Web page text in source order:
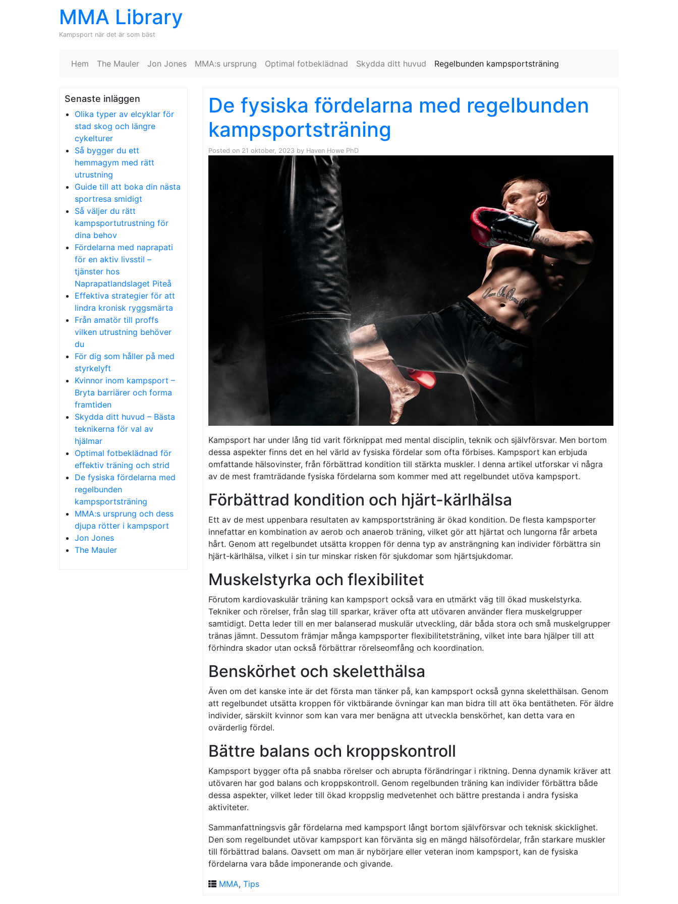
MMA Library
Kampsport när det är som bäst
Hem The Mauler Jon Jones MMA:s ursprung Optimal fotbeklädnad Skydda ditt huvud Regelbunden kampsportsträning
Senaste inläggen
Olika typer av elcyklar för
stad skog och längre
cykelturer
Så bygger du ett
hemmagym med rätt
utrustning
Guide till att boka din nästa
sportresa smidigt
Så väljer du rätt
kampsportutrustning för
dina behov
Fördelarna med naprapati
för en aktiv livsstil –
tjänster hos
Naprapatlandslaget Piteå
Effektiva strategier för att
lindra kronisk ryggsmärta
Från amatör till proffs
vilken utrustning behöver
du
För dig som håller på med
styrkelyft
Kvinnor inom kampsport –
Bryta barriärer och forma
framtiden
Skydda ditt huvud – Bästa
teknikerna för val av
hjälmar
Optimal fotbeklädnad för
effektiv träning och strid
De fysiska fördelarna med
regelbunden
kampsportsträning
MMA:s ursprung och dess
djupa rötter i kampsport
Jon Jones
The Mauler
De fysiska fördelarna med regelbunden
kampsportsträning
Posted on 21 oktober, 2023 by Haven Howe PhD
Kampsport har under lång tid varit förknippat med mental disciplin, teknik och självförsvar. Men bortom
dessa aspekter finns det en hel värld av fysiska fördelar som ofta förbises. Kampsport kan erbjuda
omfattande hälsovinster, från förbättrad kondition till stärkta muskler. I denna artikel utforskar vi några
av de mest framträdande fysiska fördelarna som kommer med att regelbundet utöva kampsport.
Förbättrad kondition och hjärt-kärlhälsa
Ett av de mest uppenbara resultaten av kampsportsträning är ökad kondition. De flesta kampsporter
innefattar en kombination av aerob och anaerob träning, vilket gör att hjärtat och lungorna får arbeta
hårt. Genom att regelbundet utsätta kroppen för denna typ av ansträngning kan individer förbättra sin
hjärt-kärlhälsa, vilket i sin tur minskar risken för sjukdomar som hjärtsjukdomar.
Muskelstyrka och flexibilitet
Förutom kardiovaskulär träning kan kampsport också vara en utmärkt väg till ökad muskelstyrka.
Tekniker och rörelser, från slag till sparkar, kräver ofta att utövaren använder flera muskelgrupper
samtidigt. Detta leder till en mer balanserad muskulär utveckling, där båda stora och små muskelgrupper
tränas jämnt. Dessutom främjar många kampsporter flexibilitetsträning, vilket inte bara hjälper till att
förhindra skador utan också förbättrar rörelseomfång och koordination.
Benskörhet och skeletthälsa
Även om det kanske inte är det första man tänker på, kan kampsport också gynna skeletthälsan. Genom
att regelbundet utsätta kroppen för viktbärande övningar kan man bidra till att öka bentätheten. För äldre
individer, särskilt kvinnor som kan vara mer benägna att utveckla benskörhet, kan detta vara en
ovärderlig fördel.
Bättre balans och kroppskontroll
Kampsport bygger ofta på snabba rörelser och abrupta förändringar i riktning. Denna dynamik kräver att
utövaren har god balans och kroppskontroll. Genom regelbunden träning kan individer förbättra både
dessa aspekter, vilket leder till ökad kroppslig medvetenhet och bättre prestanda i andra fysiska
aktiviteter.
Sammanfattningsvis går fördelarna med kampsport långt bortom självförsvar och teknisk skicklighet.
Den som regelbundet utövar kampsport kan förvänta sig en mängd hälsofördelar, från starkare muskler
till förbättrad balans. Oavsett om man är nybörjare eller veteran inom kampsport, kan de fysiska
fördelarna vara både imponerande och givande.
MMA, Tips